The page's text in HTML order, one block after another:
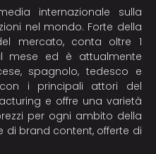
internazionale sulla
nel mondo. Forte della
mercato, conta oltre 1
mese ed è attualmente
spagnolo, tedesco e
i principali attori del
e offre una varietà
per ogni ambito della
di brand content, offerte di